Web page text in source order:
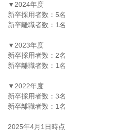
▼2024年度
新卒採用者数：5名
新卒離職者数：1名
▼2023年度
新卒採用者数：2名
新卒離職者数：1名
▼2022年度
新卒採用者数：3名
新卒離職者数：1名